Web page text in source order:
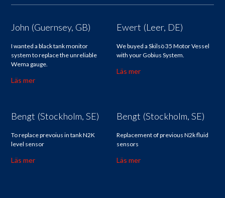
John (Guernsey, GB)
I wanted a black tank monitor
system to replace the unreliable
Wema gauge.
Läs mer
Ewert (Leer, DE)
We buyed a Skilsö 35 Motor Vessel
with your Gobius System.
Läs mer
Bengt (Stockholm, SE)
To replace prevoius in tank N2K
level sensor
Läs mer
Bengt (Stockholm, SE)
Replacement of previous N2k fluid
sensors
Läs mer